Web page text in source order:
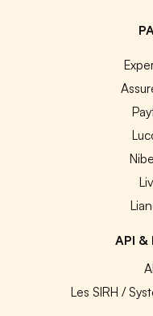
API &
Les SIRH /